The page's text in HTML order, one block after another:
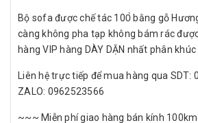
Bộ sofa được chế tác 100̀ bằng gỗ
càng không pha tạp không bám rác
hàng VIP hàng DÀY DẶN nhất phân
Liên hệ trực tiếp để mua hàng qua SDT:
ZALO: 0962523566
~~~ Miễn phí giao hàng bán kính